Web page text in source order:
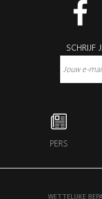
SCHRIJF
PERS
WETTELIJKE